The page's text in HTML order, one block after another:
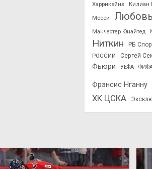
Харрикейнз
Килиан
Месси
Манчестер Юнайтед
Ниткин
РБ
РОССИИ
Сергей
Фьюри
УЕФА
Фрэнсис Нганну
ХК ЦСКА